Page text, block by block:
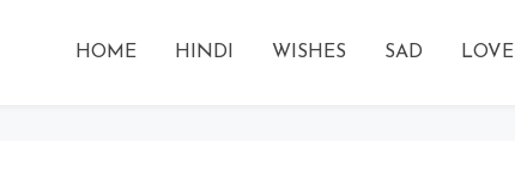
HOME HINDI WISHES SAD LOVE